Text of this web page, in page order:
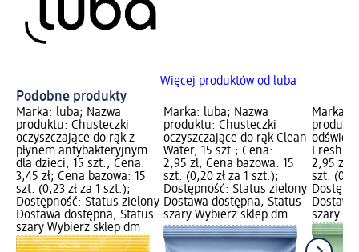
Więcej produktów od luba
Podobne produkty
Marka: luba; Nazwa
produktu: Chusteczki
oczyszczające do rąk z
płynem antybakteryjnym
dla dzieci, 15 szt.; Cena:
3,45 zł; Cena bazowa: 15
szt. (0,23 zł za 1 szt.);
Dostępność: Status zielony
Dostawa dostępna, Status
szary Wybierz sklep dm
Marka: luba; Nazwa
produktu: Chusteczki
oczyszczające do rąk Clean
Water, 15 szt.; Cena:
2,95 zł; Cena bazowa: 15
szt. (0,20 zł za 1 szt.);
Dostępność: Status zielony
Dostawa dostępna, Status
szary Wybierz sklep dm
Marka:
Fresh,
2,95 zł;
szt.
szary